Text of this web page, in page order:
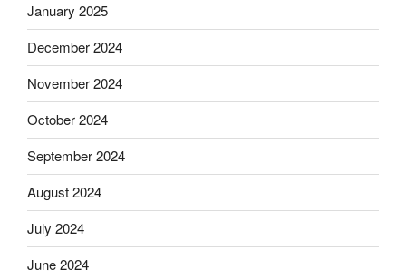
January 2025
December 2024
November 2024
October 2024
September 2024
August 2024
July 2024
June 2024